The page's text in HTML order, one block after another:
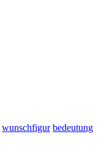
wunschfigur bedeutung